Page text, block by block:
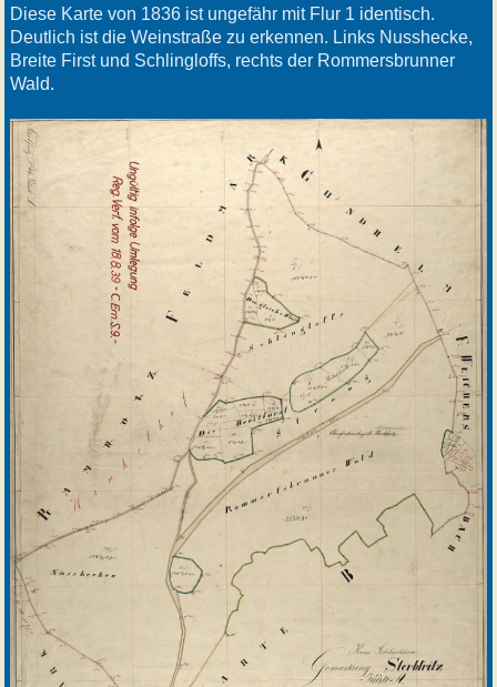
Diese Karte von 1836 ist ungefähr mit Flur 1 identisch.
Deutlich ist die Weinstraße zu erkennen. Links Nusshecke,
Breite First und Schlingloffs, rechts der Rommersbrunner
Wald.